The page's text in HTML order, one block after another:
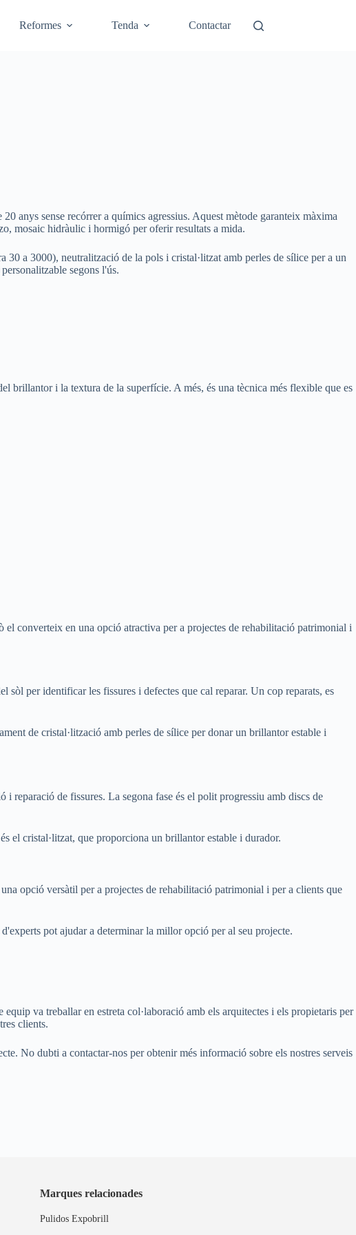
Reformes Tenda Contactar
anys sense recórrer a químics agressius. Aquest mètode garanteix màxima
mosaic hidràulic i hormigó per oferir resultats a mida.
a 3000), neutralització de la pols i cristal·litzat amb perles de sílice per a un
segons l'ús.
brillantor i la textura de la superfície. A més, és una tècnica més flexible que es
converteix en una opció atractiva per a projectes de rehabilitació patrimonial i
per identificar les fissures i defectes que cal reparar. Un cop reparats, es
de cristal·lització amb perles de sílice per donar un brillantor estable i
reparació de fissures. La segona fase és el polit progressiu amb discs de
el cristal·litzat, que proporciona un brillantor estable i durador.
opció versàtil per a projectes de rehabilitació patrimonial i per a clients que
pot ajudar a determinar la millor opció per al seu projecte.
va treballar en estreta col·laboració amb els arquitectes i els propietaris per
clients.
No dubti a contactar-nos per obtenir més informació sobre els nostres serveis
Marques relacionades
Pulidos Expobrill